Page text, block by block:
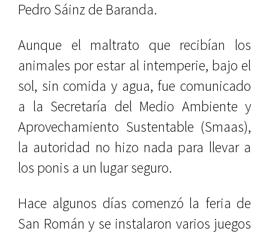
Pedro Sáinz de Baranda.
Aunque el maltrato que recibían los
animales por estar al intemperie, bajo el
sol, sin comida y agua, fue comunicado
a la Secretaría del Medio Ambiente y
Aprovechamiento Sustentable (Smaas),
la autoridad no hizo nada para llevar a
los ponis a un lugar seguro.
Hace algunos días comenzó la feria de
San Román y se instalaron varios juegos